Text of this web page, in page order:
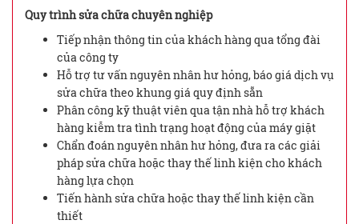
Quy trình sửa chữa chuyên nghiệp
Tiếp nhận thông tin của khách hàng qua tổng đài
của công ty
Hỗ trợ tư vấn nguyên nhân hư hỏng, báo giá dịch vụ
sửa chữa theo khung giá quy định sẵn
Phân công kỹ thuật viên qua tận nhà hỗ trợ khách
hàng kiễm tra tình trạng hoạt động của máy giặt
Chẩn đoán nguyên nhân hư hỏng, đưa ra các giải
pháp sửa chữa hoặc thay thế linh kiện cho khách
hàng lựa chọn
Tiến hành sửa chữa hoặc thay thế linh kiện cần
thiết